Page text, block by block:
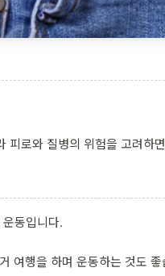
로와 질병의 위험을 고려하
동입니다.
여행을 하며 운동하는 것도 좋